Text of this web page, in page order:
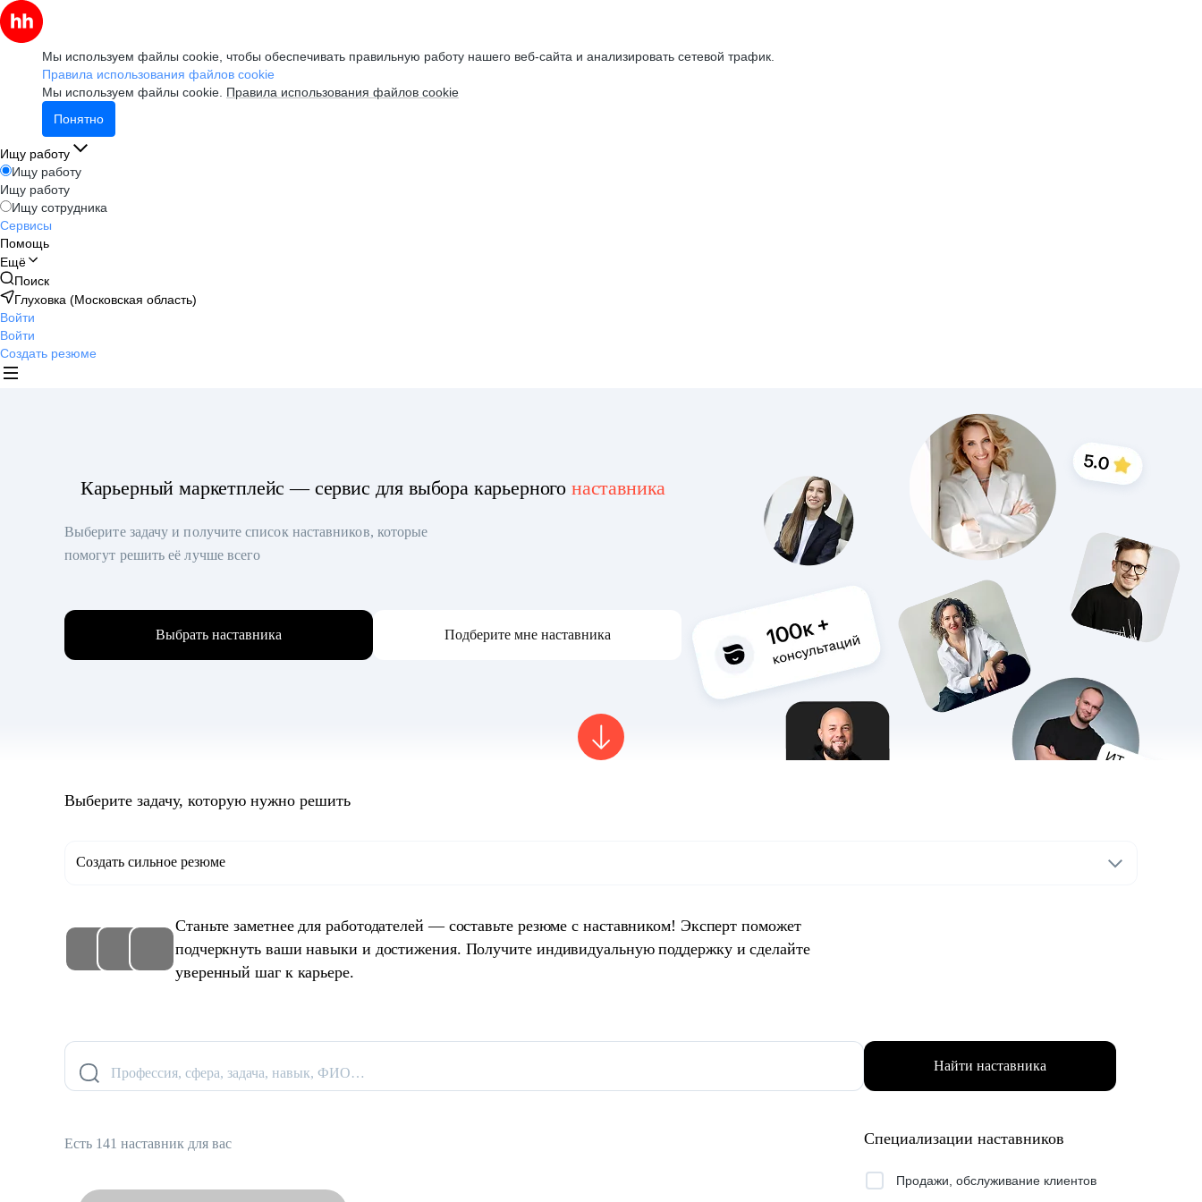
Мы используем файлы cookie, чтобы обеспечивать правильную работу нашего веб-сайта и анализировать сетевой трафик.
Правила использования файлов cookie
Мы используем файлы cookie. Правила использования файлов cookie
Понятно
Ищу работу
Ищу работу
Ищу работу
Ищу сотрудника
Сервисы
Помощь
Ещё
Поиск
Глуховка (Московская область)
Войти
Войти
Создать резюме
Карьерный маркетплейс — сервис для выбора карьерного наставника
Выберите задачу и получите список наставников, которые
помогут решить её лучше всего
Выбрать наставника Подберите мне наставника
Выберите задачу, которую нужно решить
Создать сильное резюме
Станьте заметнее для работодателей — составьте резюме с наставником! Эксперт поможет
подчеркнуть ваши навыки и достижения. Получите индивидуальную поддержку и сделайте
уверенный шаг к карьере.
Профессия, сфера, задача, навык, ФИО… Найти наставника
Есть 141 наставник для вас Специализации наставников
Продажи, обслуживание клиентов